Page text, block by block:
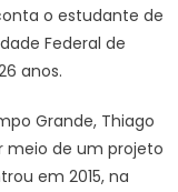
o estudante de
Federal de
anos.
Grande, Thiago
meio de um projeto
em 2015, na